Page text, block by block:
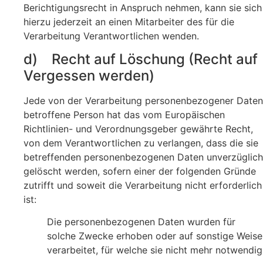
Berichtigungsrecht in Anspruch nehmen, kann sie sich
hierzu jederzeit an einen Mitarbeiter des für die
Verarbeitung Verantwortlichen wenden.
d) Recht auf Löschung (Recht auf
Vergessen werden)
Jede von der Verarbeitung personenbezogener Daten
betroffene Person hat das vom Europäischen
Richtlinien- und Verordnungsgeber gewährte Recht,
von dem Verantwortlichen zu verlangen, dass die sie
betreffenden personenbezogenen Daten unverzüglich
gelöscht werden, sofern einer der folgenden Gründe
zutrifft und soweit die Verarbeitung nicht erforderlich
ist:
Die personenbezogenen Daten wurden für
solche Zwecke erhoben oder auf sonstige Weise
verarbeitet, für welche sie nicht mehr notwendig